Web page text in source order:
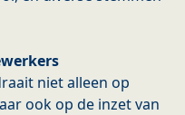
niet alleen op
ook op de inzet van